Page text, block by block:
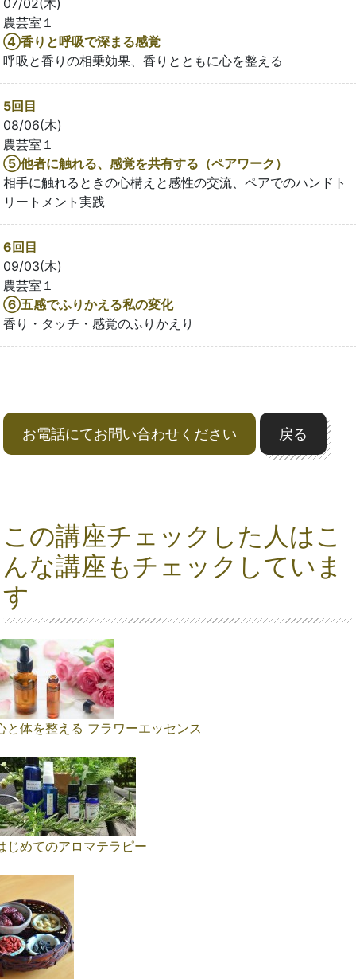
農芸室１
④香りと呼吸で深まる感覚
呼吸と香りの相乗効果、香りとともに心を整える
5回目
08/06(木)
農芸室１
⑤他者に触れる、感覚を共有する（ペアワーク）
相手に触れるときの心構えと感性の交流、ペアでのハンドト
リートメント実践
6回目
09/03(木)
農芸室１
⑥五感でふりかえる私の変化
香り・タッチ・感覚のふりかえり
お電話にてお問い合わせください 戻る
この講座チェックした人はこ
んな講座もチェックしていま
す
と体を整える フラワーエッセンス
じめてのアロマテラピー